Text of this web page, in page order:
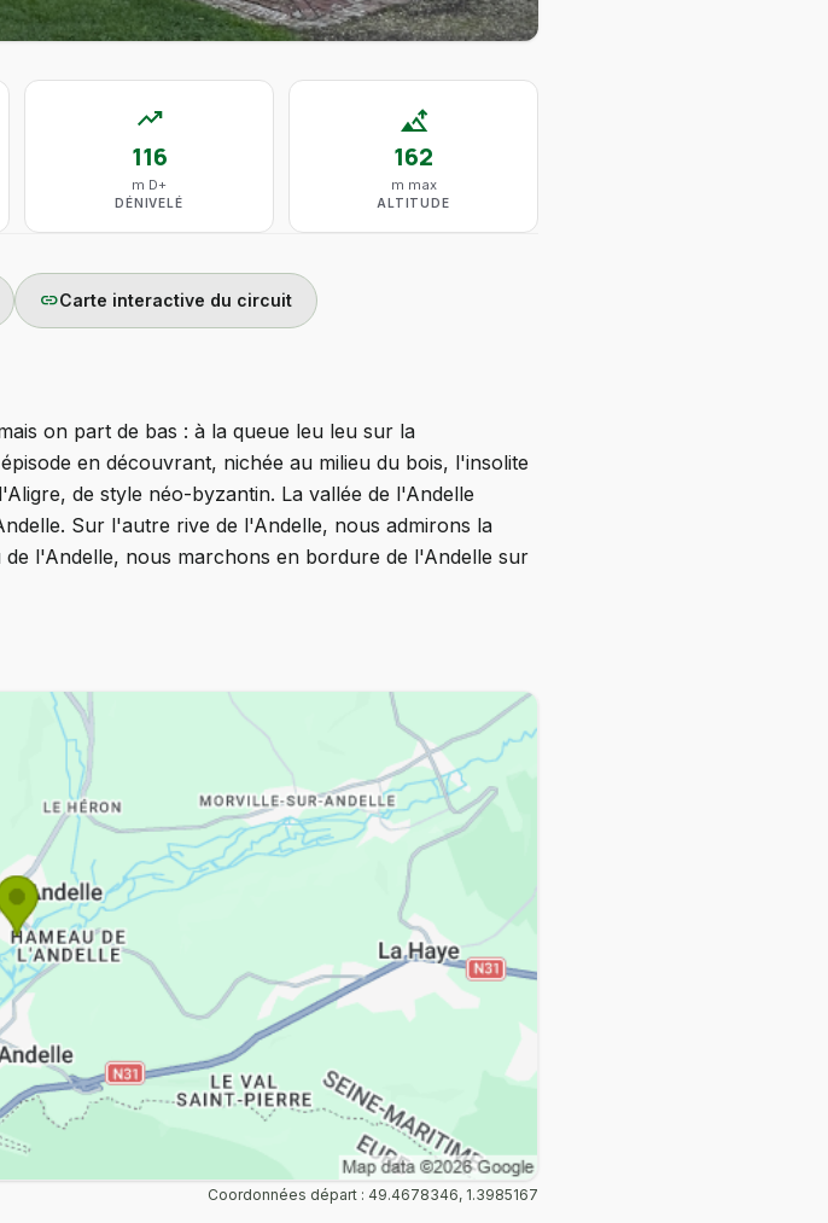
trending_up
116
m D+
DÉNIVELÉ
altitude
162
m max
ALTITUDE
linkCarte interactive du circuit
on part de bas : à la queue leu leu sur la
en découvrant, nichée au milieu du bois, l'insolite
de style néo-byzantin. La vallée de l'Andelle
Sur l'autre rive de l'Andelle, nous admirons la
l'Andelle, nous marchons en bordure de l'Andelle sur
Coordonnées départ : 49.4678346, 1.3985167